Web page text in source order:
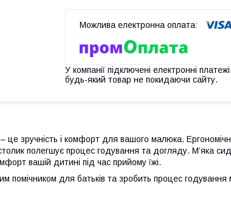
У компанії підключені електронні
будь-який товар не покидаючи сайту.
це зручність і комфорт для вашого малюка.
полегшує процес годування та догляду. М’яка
вашій дитині під час прийому їжі.
помічником для батьків та зробить процес